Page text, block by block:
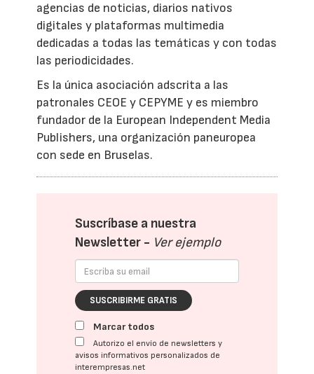
agencias de noticias, diarios nativos
digitales y plataformas multimedia
dedicadas a todas las temáticas y con todas
las periodicidades.
Es la única asociación adscrita a las
patronales CEOE y CEPYME y es miembro
fundador de la European Independent Media
Publishers, una organización paneuropea
con sede en Bruselas.
Suscríbase a nuestra
Newsletter - Ver ejemplo
SUSCRIBIRME GRATIS
Marcar todos
Autorizo el envío de newsletters y
avisos informativos personalizados de
interempresas.net